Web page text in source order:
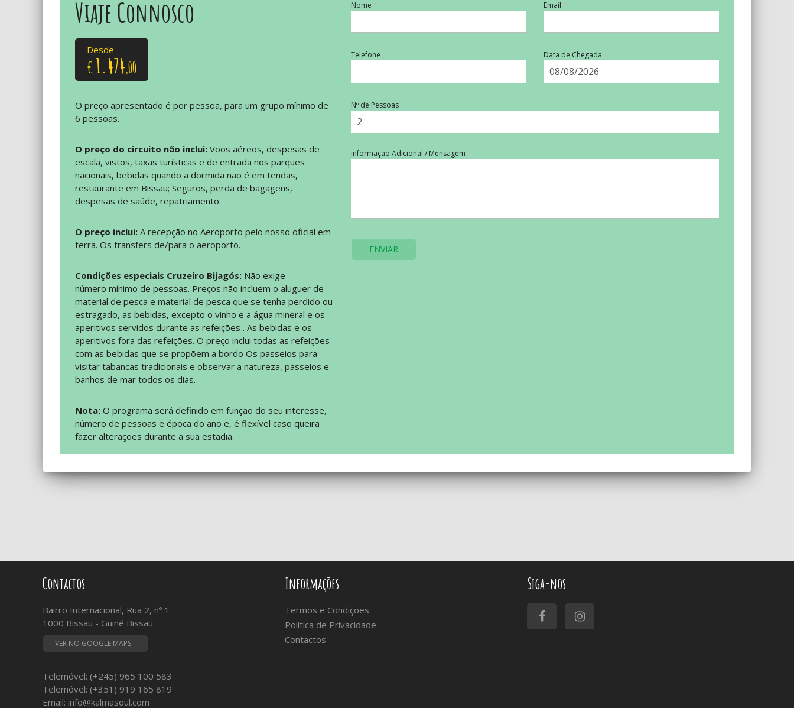
Viaje Connosco
Desde
€1.474,00
O preço apresentado é por pessoa, para um grupo mínimo de
6 pessoas.
O preço do circuito não inclui: Voos aéreos, despesas de
escala, vistos, taxas turísticas e de entrada nos parques
nacionais, bebidas quando a dormida não é em tendas,
restaurante em Bissau; Seguros, perda de bagagens,
despesas de saúde, repatriamento.
O preço inclui: A recepção no Aeroporto pelo nosso oficial em
terra. Os transfers de/para o aeroporto.
Condições especiais Cruzeiro Bijagós: Não exige
número mínimo de pessoas. Preços não incluem o aluguer de
material de pesca e material de pesca que se tenha perdido ou
estragado, as bebidas, excepto o vinho e a água mineral e os
aperitivos servidos durante as refeições . As bebidas e os
aperitivos fora das refeições. O preço inclui todas as refeições
com as bebidas que se propõem a bordo Os passeios para
visitar tabancas tradicionais e observar a natureza, passeios e
banhos de mar todos os dias.
Nota: O programa será definido em função do seu interesse,
número de pessoas e época do ano e, é flexível caso queira
fazer alterações durante a sua estadia.
Nome Email
Telefone Data de Chegada
Nº de Pessoas
Informação Adicional / Mensagem
ENVIAR
Contactos
Bairro Internacional, Rua 2, nº 1
1000 Bissau - Guiné Bissau
VER NO GOOGLE MAPS
Telemóvel: (+245) 965 100 583
Telemóvel: (+351) 919 165 819
Email: info@kalmasoul.com
Informações
Termos e Condições
Política de Privacidade
Contactos
Siga-nos